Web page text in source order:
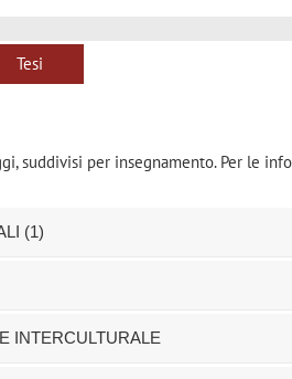
Tesi
suddivisi per insegnamento. Per le
(1)
INTERCULTURALE